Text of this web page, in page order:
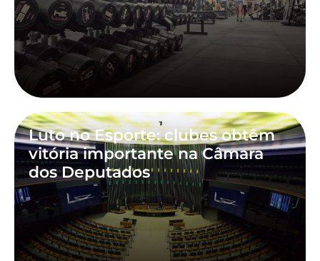
Luto no Esporte: clubes obtêm
vitória importante na Câmara
dos Deputados